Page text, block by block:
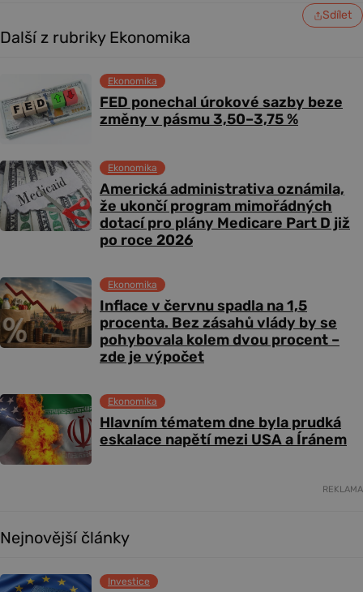
Sdílet
Další z rubriky Ekonomika
FED ponechal úrokové sazby beze
změny v pásmu 3,50–3,75 %
Ekonomika
Americká administrativa oznámila,
že ukončí program mimořádných
dotací pro plány Medicare Part D již
po roce 2026
Ekonomika
Inflace v červnu spadla na 1,5
procenta. Bez zásahů vlády by se
pohybovala kolem dvou procent –
zde je výpočet
Ekonomika
Hlavním tématem dne byla prudká
eskalace napětí mezi USA a Íránem
Ekonomika
REKLAMA
Nejnovější články
Investice